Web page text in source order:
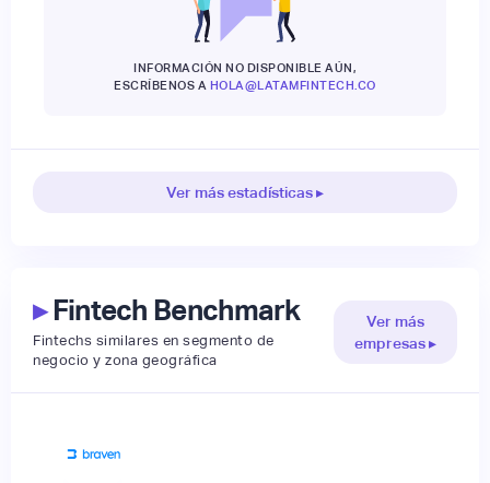
INFORMACIÓN NO DISPONIBLE AÚN,
ESCRÍBENOS A HOLA@LATAMFINTECH.CO
Ver más estadísticas ▸
▸Fintech Benchmark
Fintechs similares en segmento de
negocio y zona geográfica
Ver más
empresas ▸